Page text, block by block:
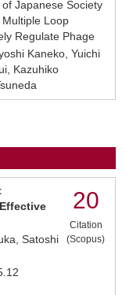
Japanese Society
Loop
Regulate Phage
Kaneko, Yuichi
Kazuhiko
Satoshi
20
Citation
(Scopus)